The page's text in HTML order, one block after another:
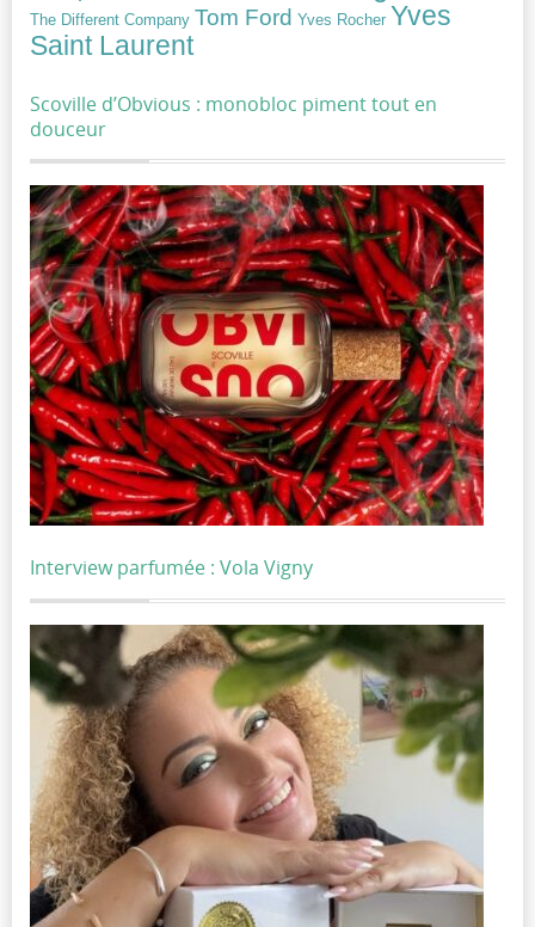
The Different Company Tom Ford Yves Rocher Yves
Saint Laurent
Scoville d’Obvious : monobloc piment tout en
douceur
Interview parfumée : Vola Vigny